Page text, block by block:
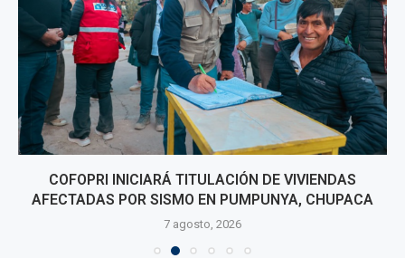
COFOPRI INICIARÁ TITULACIÓN DE VIVIENDAS
AFECTADAS POR SISMO EN PUMPUNYA, CHUPACA
7 agosto, 2026